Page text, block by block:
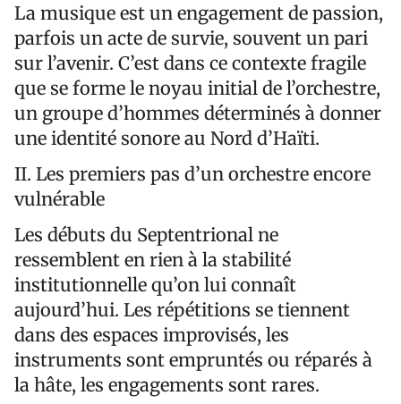
La musique est un engagement de passion,
parfois un acte de survie, souvent un pari
sur l’avenir. C’est dans ce contexte fragile
que se forme le noyau initial de l’orchestre,
un groupe d’hommes déterminés à donner
une identité sonore au Nord d’Haïti.
II. Les premiers pas d’un orchestre encore
vulnérable
Les débuts du Septentrional ne
ressemblent en rien à la stabilité
institutionnelle qu’on lui connaît
aujourd’hui. Les répétitions se tiennent
dans des espaces improvisés, les
instruments sont empruntés ou réparés à
la hâte, les engagements sont rares.